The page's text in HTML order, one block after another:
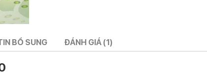
BỔ SUNG ĐÁNH GIÁ (1)